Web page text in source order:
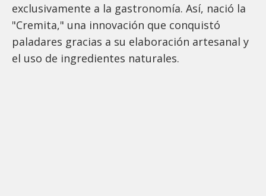
exclusivamente a la gastronomía. Así, nació la
"Cremita," una innovación que conquistó
paladares gracias a su elaboración artesanal y
el uso de ingredientes naturales.